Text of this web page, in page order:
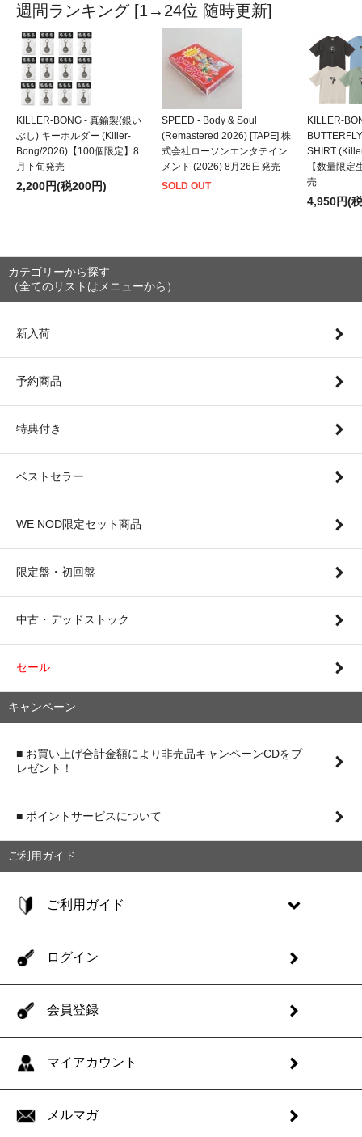
週間ランキング [1→24位 随時更新]
KILLER-BONG - 真鍮製(銀い
ぶし) キーホルダー (Killer-
Bong/2026)【100個限定】8
月下旬発売
2,200円(税200円)
SPEED - Body & Soul
(Remastered 2026) [TAPE] 株
式会社ローソンエンタテイン
メント (2026) 8月26日発売
SOLD OUT
KILLER-
SHIRT
【数量限定
売
4,950円(
カテゴリーから探す
（全てのリストはメニューから）
新入荷
予約商品
特典付き
ベストセラー
WE NOD限定セット商品
限定盤・初回盤
中古・デッドストック
セール
キャンペーン
■ お買い上げ合計金額により非売品キャンペーンCDをプ
レゼント！
■ ポイントサービスについて
ご利用ガイド
ご利用ガイド
ログイン
会員登録
マイアカウント
メルマガ